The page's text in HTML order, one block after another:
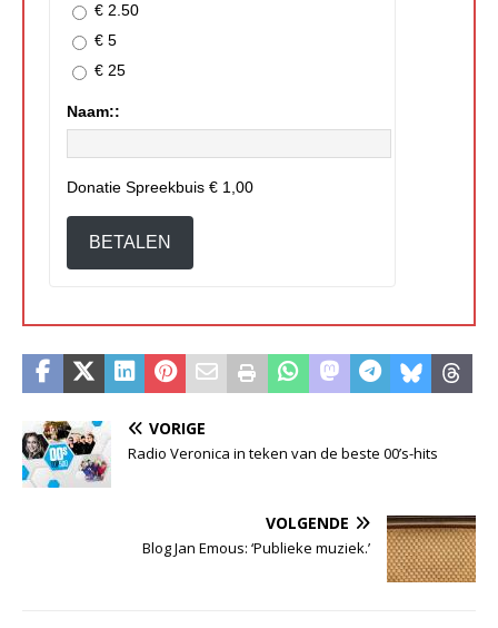
€ 2.50
€ 5
€ 25
Naam::
Donatie Spreekbuis € 1,00
BETALEN
VORIGE
Radio Veronica in teken van de beste 00’s-hits
VOLGENDE
Blog Jan Emous: ‘Publieke muziek.’